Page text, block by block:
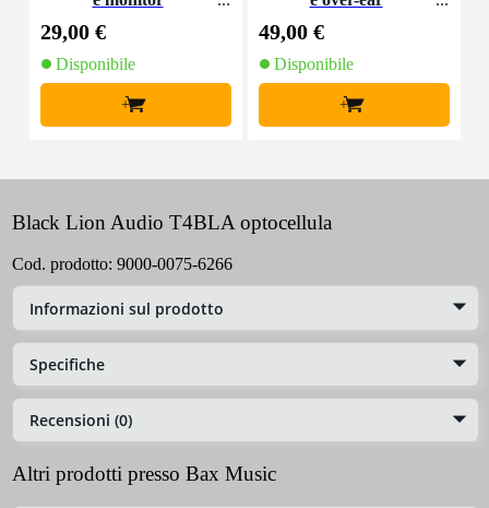
29,00 €
Disponibile
+
49,00 €
Disponibile
+
Black Lion Audio T4BLA optocellula
Cod. prodotto: 9000-0075-6266
Informazioni sul prodotto
Specifiche
Recensioni (0)
Altri prodotti presso Bax Music